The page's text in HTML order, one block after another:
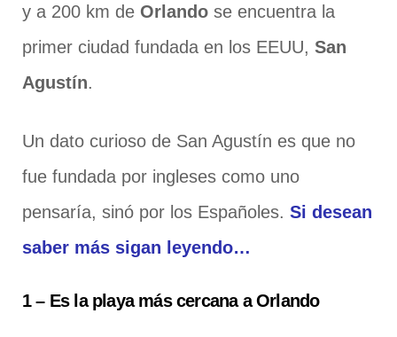
y a 200 km de Orlando se encuentra la
primer ciudad fundada en los EEUU, San
Agustín.
Un dato curioso de San Agustín es que no
fue fundada por ingleses como uno
pensaría, sinó por los Españoles. Si desean
saber más sigan leyendo…
1 – Es la playa más cercana a Orlando